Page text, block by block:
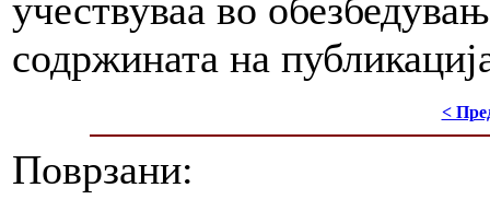
учествуваа во
содржината на
<
Поврзани: